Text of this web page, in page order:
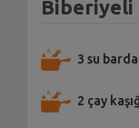
Biberiyeli
3 su
2 çay